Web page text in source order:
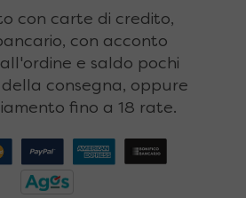
con carte di credito,
con acconto
e saldo pochi
consegna, oppure
fino a 18 rate.